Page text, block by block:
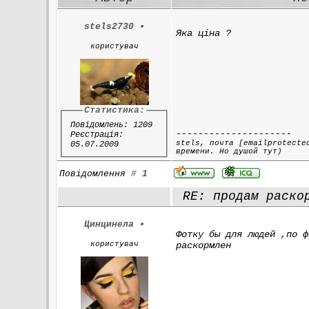
stels2730 •
користувач
Статистика:
Повідомлень: 1209
Реєстрація:
05.07.2009
Яка ціна ?
---------------------
stels, почта
времени. Но душой тут)
Повідомлення#1
RE: продам
Цинцинела •
користувач
Фотку бы для людей ,по
раскормлен